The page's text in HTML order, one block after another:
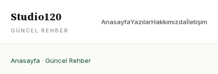
Studio120
GÜNCEL REHBER
AnasayfaYazılarHakkımızdaİletişim
Anasayfa · Güncel Rehber